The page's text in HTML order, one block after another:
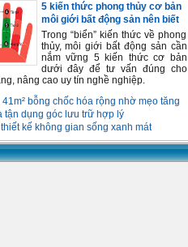
5 kiến thức phong thủy cơ bản
môi giới bất động sản nên biết
Trong “biển” kiến thức về phong
thủy, môi giới bất động sản cần
nắm vững 5 kiến thức cơ bản
dưới đây để tư vấn đúng cho
nâng cao uy tín nghề nghiệp.
bỗng chốc hóa rộng nhờ mẹo tăng
tận dụng góc lưu trữ hợp lý
kế không gian sống xanh mát